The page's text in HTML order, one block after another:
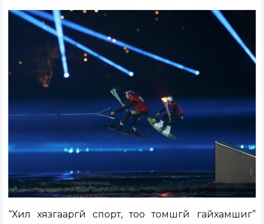
“Хил хязгааргүй спорт, тоо томшгүй гайхамшиг”